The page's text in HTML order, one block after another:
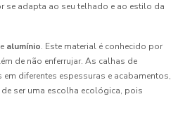
se adapta ao seu telhado e ao estilo da
alumínio. Este material é conhecido por
de não enferrujar. As calhas de
diferentes espessuras e acabamentos,
ser uma escolha ecológica, pois